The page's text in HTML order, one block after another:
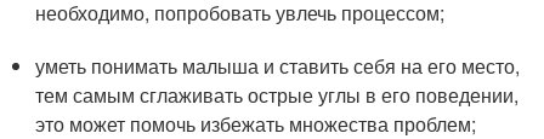
необходимо, попробовать увлечь процессом;
уметь понимать малыша и ставить себя на его место,
тем самым сглаживать острые углы в его поведении,
это может помочь избежать множества проблем;